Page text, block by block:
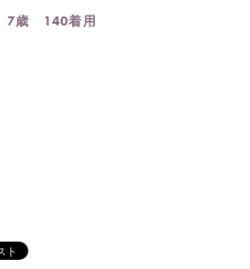
歳 140着用